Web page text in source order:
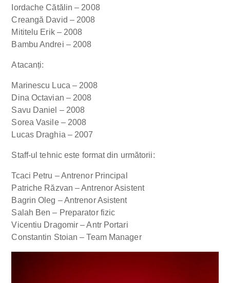
Iordache Cătălin – 2008
Creangă David – 2008
Mititelu Erik – 2008
Bambu Andrei – 2008
Atacanți:
Marinescu Luca – 2008
Dina Octavian – 2008
Savu Daniel – 2008
Sorea Vasile – 2008
Lucas Draghia – 2007
Staff-ul tehnic este format din următorii:
Tcaci Petru – Antrenor Principal
Patriche Răzvan – Antrenor Asistent
Bagrin Oleg – Antrenor Asistent
Salah Ben – Preparator fizic
Vicentiu Dragomir – Antr Portari
Constantin Stoian – Team Manager